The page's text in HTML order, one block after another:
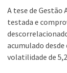
A tese de
testada e
acumulado
volatilidade de